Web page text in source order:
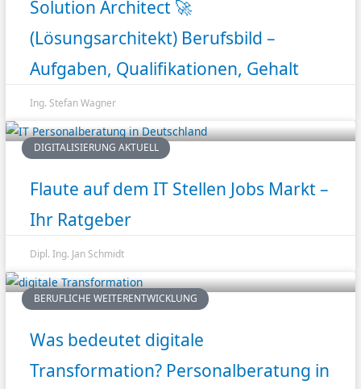
Solution Architect 🚀
(Lösungsarchitekt) Berufsbild –
Aufgaben, Qualifikationen, Gehalt
Ing. Stefan Wagner
DIGITALISIERUNG AKTUELL
Flaute auf dem IT Stellen Jobs Markt –
Ihr Ratgeber
Dipl. Ing. Jan Schmidt
BERUFLICHE WEITERENTWICKLUNG
Was bedeutet digitale
Transformation? Personalberatung in